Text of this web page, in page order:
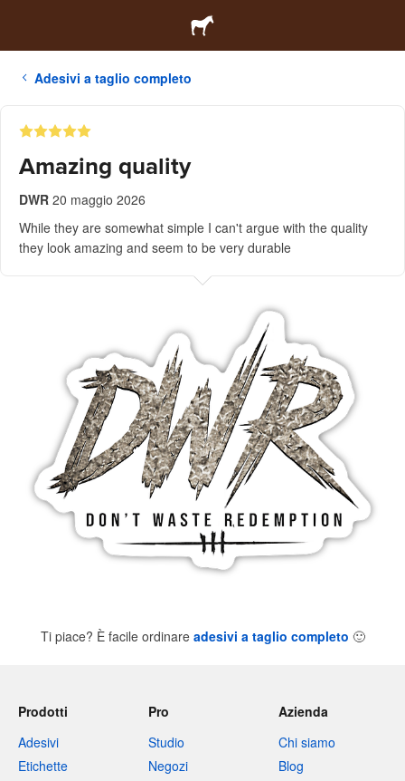
Adesivi a taglio completo
Amazing quality
DWR 20 maggio 2026
While they are somewhat simple I can't argue with the quality
they look amazing and seem to be very durable
Ti piace? È facile ordinare adesivi a taglio completo 🙂
Prodotti
Adesivi
Etichette
Pro
Studio
Negozi
Azienda
Chi siamo
Blog